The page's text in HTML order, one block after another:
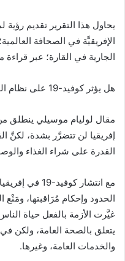
يحاول هذا التقرير تقديم
الإفريقيَّة في الصحافة
الجارية في القارة؛ عبر قراءة
هل يؤثر كوفيد-19 على نظام الغذاء بإفريقيا؟([1])
مقال لوليام موسيلي ينطلق
إفريقيا لن تتضرَّر بشدة، لكنَّ
القدرة على شراء الغذاء
مع انتشار
الحدود وإحكام مُرَاقبتها،
غيَّرت الأزمة بالفعل حياة
يتعلق بالصحة العامة، ولكن
والخدمات العامة، وغيرها.